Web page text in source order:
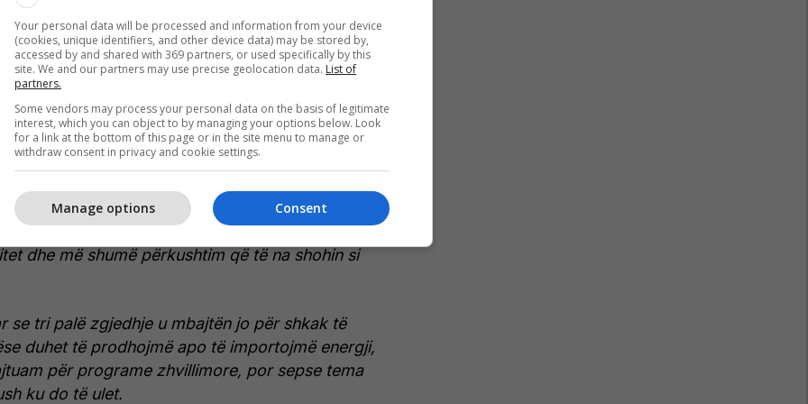
thirrje për reflektim dhe llogaridhënie se pse
ku mbajmë zgjedhje për të shkuar përsëri në
qytetarë ndëshkuan partinë që kishte 51 për
përbuzi dhe nuk e zbatoi vullnetin e
neve na thanë qartë se duhet më shumë punë,
dhe më shumë përkushtim që të na shohin si
se tri palë zgjedhje u mbajtën jo për shkak të
duhet të prodhojmë apo të importojmë energji,
për programe zhvillimore, por sepse tema
ku do të ulet.
Your personal data will be processed and information from your device
(cookies, unique identifiers, and other device data) may be stored by,
accessed by and shared with 369 partners, or used specifically by this
site. We and our partners may use precise geolocation data. List of
partners.
Some vendors may process your personal data on the basis of legitimate
interest, which you can object to by managing your options below. Look
for a link at the bottom of this page or in the site menu to manage or
withdraw consent in privacy and cookie settings.
Consent
Manage options